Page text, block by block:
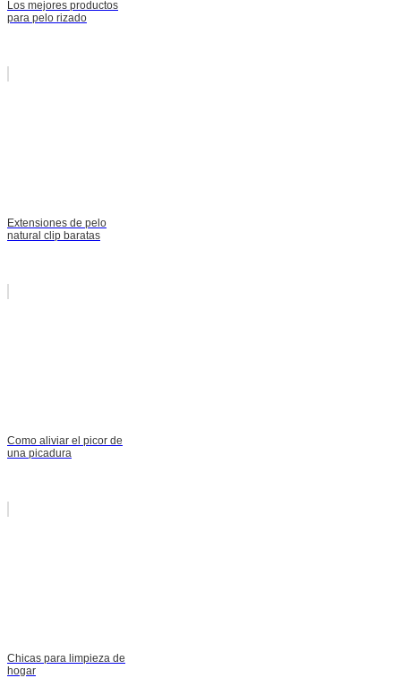
Los mejores productos
para pelo rizado
Extensiones de pelo
natural clip baratas
Como aliviar el picor de
una picadura
Chicas para limpieza de
hogar